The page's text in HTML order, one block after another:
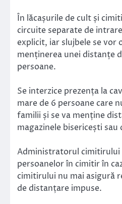
În lăcașurile de cult și
circuite separate de
explicit, iar slujbele se vor
menținerea unei distanțe
persoane.
Se interzice prezența la
mare de 6 persoane care
familii și se va menține
magazinele bisericești sau
Administratorul cimitirului
persoanelor în cimitir în
cimitirului nu mai asigură
de distanțare impuse.